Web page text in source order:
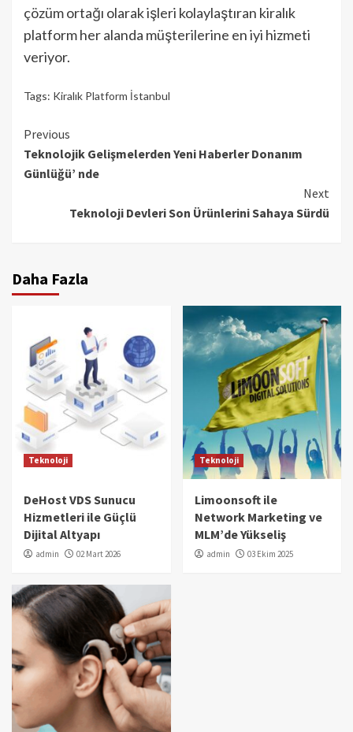
çözüm ortağı olarak işleri kolaylaştıran kiralık
platform her alanda müşterilerine en iyi hizmeti
veriyor.
Tags: Kiralık Platform İstanbul
Continue
Reading
Previous
Teknolojik Gelişmelerden Yeni Haberler Donanım
Günlüğü’ nde
Next
Teknoloji Devleri Son Ürünlerini Sahaya Sürdü
Daha Fazla
Teknoloji
DeHost VDS Sunucu
Hizmetleri ile Güçlü
Dijital Altyapı
admin 02 Mart 2026
Teknoloji
Limoonsoft ile
Network Marketing ve
MLM’de Yükseliş
admin 03 Ekim 2025